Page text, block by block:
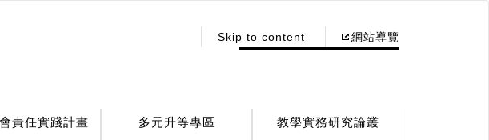
Skip to content 網站導覽
責任實踐計畫 多元升等專區
教學實務研究論叢